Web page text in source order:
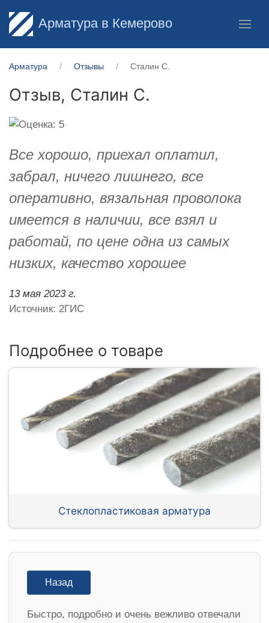
Арматура в Кемерово
Арматура Отзывы Сталин С.
Отзыв, Сталин С.
Все хорошо, приехал оплатил,
забрал, ничего лишнего, все
оперативно, вязальная проволока
имеется в наличии, все взял и
работай, по цене одна из самых
низких, качество хорошее
13 мая 2023 г.
Источник: 2ГИС
Подробнее о товаре
Стеклопластиковая арматура
Назад
Быстро, подробно и очень вежливо отвечали